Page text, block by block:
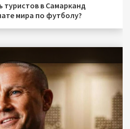
туристов в Самарканд
мира по футболу?